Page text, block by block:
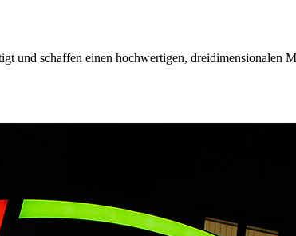
und schaffen einen hochwertigen, dreidimensionalen